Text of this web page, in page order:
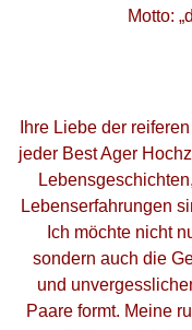
Motto:
Ihre Liebe der
jeder Best Ager
Lebenserfahrungen
Ich möchte nicht
sondern auch die
und
Paare formt. Meine